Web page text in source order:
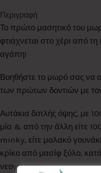
Περιγραφή
Το πρώτο μασητικό του
φτιάχνεται στο χέρι από
αγάπη!
Βοηθήστε το μωρό σας να
των πρώτων δοντιών με
Αυτάκια διπλής όψης, με
μία & από την άλλη είτε
minky, είτε μαλακό
κρίκο από μασίφ ξύλο,
νεογέννητο.